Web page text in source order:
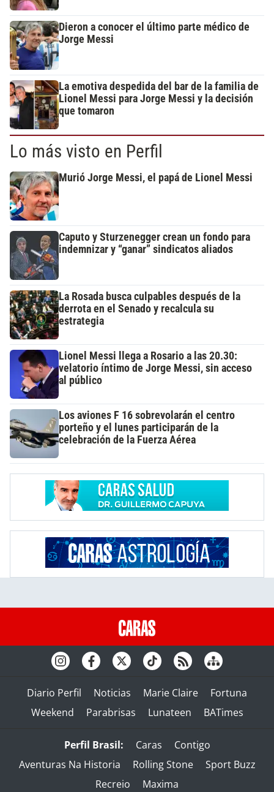
Dieron a conocer el último parte médico de
Jorge Messi
La emotiva despedida del bar de la familia de
Lionel Messi para Jorge Messi y la decisión
que tomaron
Lo más visto en Perfil
Murió Jorge Messi, el papá de Lionel Messi
Caputo y Sturzenegger crean un fondo para
indemnizar y “ganar” sindicatos aliados
La Rosada busca culpables después de la
derrota en el Senado y recalcula su
estrategia
Lionel Messi llega a Rosario a las 20.30:
velatorio íntimo de Jorge Messi, sin acceso
al público
Los aviones F 16 sobrevolarán el centro
porteño y el lunes participarán de la
celebración de la Fuerza Aérea
Diario Perfil Noticias Marie Claire
Fortuna
Weekend
Parabrisas Lunateen BATimes
Perfil Brasil: Caras
Contigo
Aventuras Na Historia
Rolling Stone
Sport Buzz
Recreio
Maxima